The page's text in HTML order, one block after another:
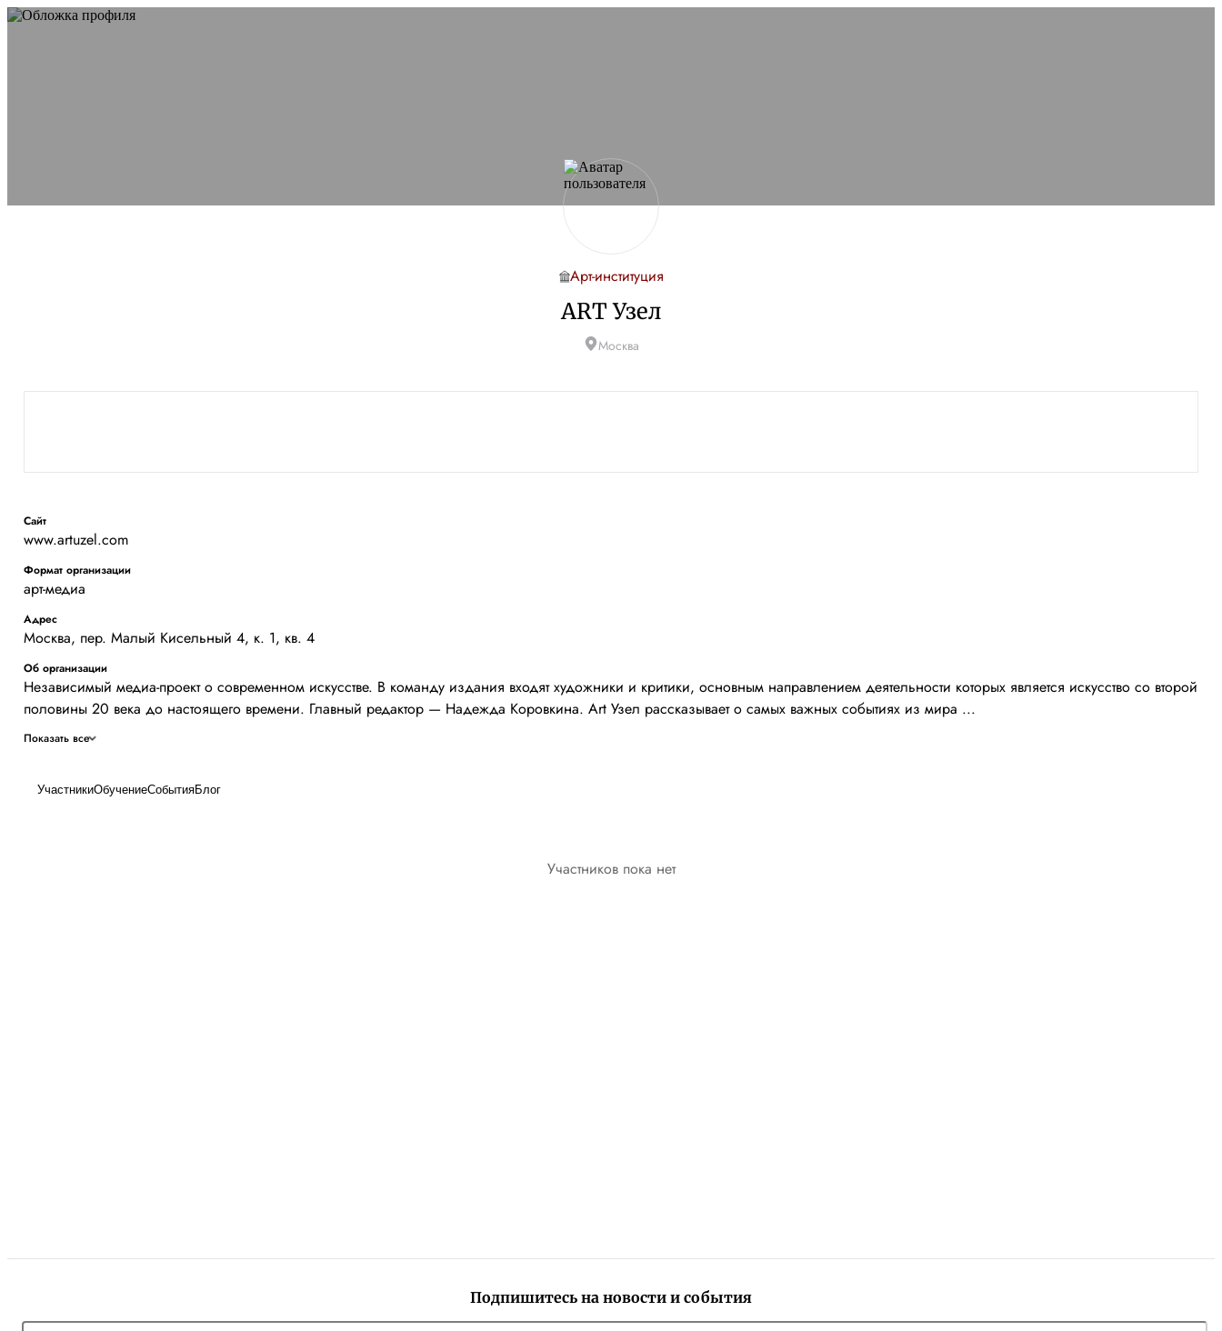
Арт-институция
ART Узел
Москва
Сайт
www.artuzel.com
Формат организации
арт-медиа
Адрес
Москва, пер. Малый Кисельный 4, к. 1, кв. 4
Об организации
Независимый медиа-проект о современном искусстве. В команду издания входят художники и критики, основным направлением деятельности которых является искусство со второй
половины 20 века до настоящего времени. Главный редактор — Надежда Коровкина. Art Узел рассказывает о самых важных событиях из мира ...
Показать все
УчастникиОбучениеСобытияБлог
Участников пока нет
Подпишитесь на новости и события